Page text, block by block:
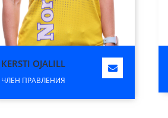
КERSTI OJALILL
ЧЛЕН ПРАВЛЕНИЯ